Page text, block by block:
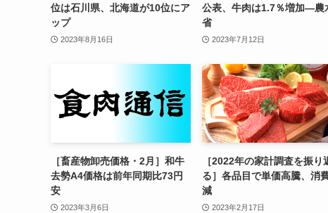
位は石川県、北海道が10位にア
ップ
2023年8月16日
公表、牛肉は1.7％増加—農
省
2023年7月12日
［畜産物卸売価格・2月］和牛
去勢A4価格は前年同期比73円
安
2023年3月6日
［2022年の家計調査を振り
る］各品目で単価高騰、消
減
2023年2月17日